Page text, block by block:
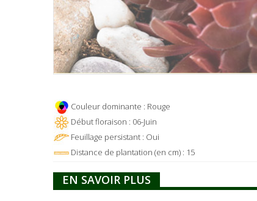
Couleur dominante : Rouge
Début floraison : 06-Juin
Feuillage persistant : Oui
Distance de plantation (en cm) : 15
EN SAVOIR PLUS